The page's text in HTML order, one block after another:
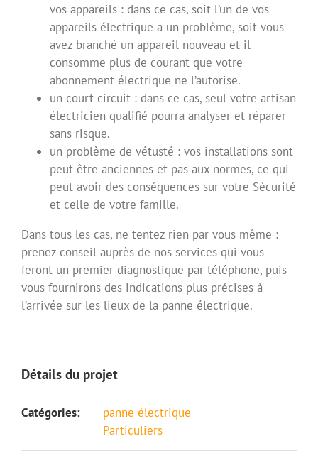
vos appareils : dans ce cas, soit l’un de vos
appareils électrique a un problème, soit vous
avez branché un appareil nouveau et il
consomme plus de courant que votre
abonnement électrique ne l’autorise.
un court-circuit : dans ce cas, seul votre artisan
électricien qualifié pourra analyser et réparer
sans risque.
un problème de vétusté : vos installations sont
peut-être anciennes et pas aux normes, ce qui
peut avoir des conséquences sur votre Sécurité
et celle de votre famille.
Dans tous les cas, ne tentez rien par vous même :
prenez conseil auprès de nos services qui vous
feront un premier diagnostique par téléphone, puis
vous fournirons des indications plus précises à
l’arrivée sur les lieux de la panne électrique.
Détails du projet
Catégories:
panne électrique
Particuliers